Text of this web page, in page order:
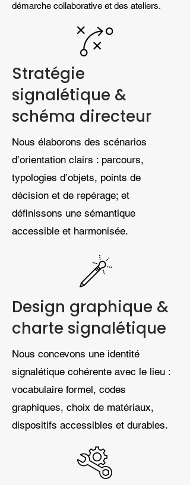
démarche collaborative et des ateliers.
Stratégie
signalétique &
schéma directeur
Nous élaborons des scénarios
d’orientation clairs : parcours,
typologies d’objets, points de
décision et de repérage; et
définissons une sémantique
accessible et harmonisée.
Design graphique &
charte signalétique
Nous concevons une identité
signalétique cohérente avec le lieu :
vocabulaire formel, codes
graphiques, choix de matériaux,
dispositifs accessibles et durables.